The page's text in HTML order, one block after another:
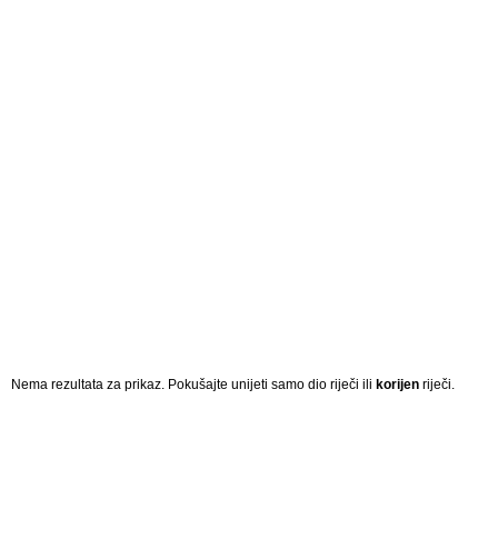
Nema rezultata za prikaz. Pokušajte unijeti samo dio riječi ili korijen riječi.